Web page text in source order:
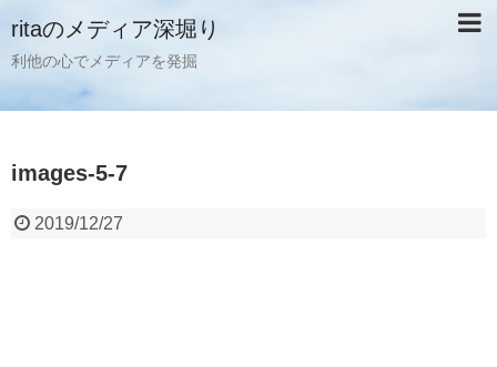
ritaのメディア深堀り
利他の心でメディアを発掘
images-5-7
2019/12/27